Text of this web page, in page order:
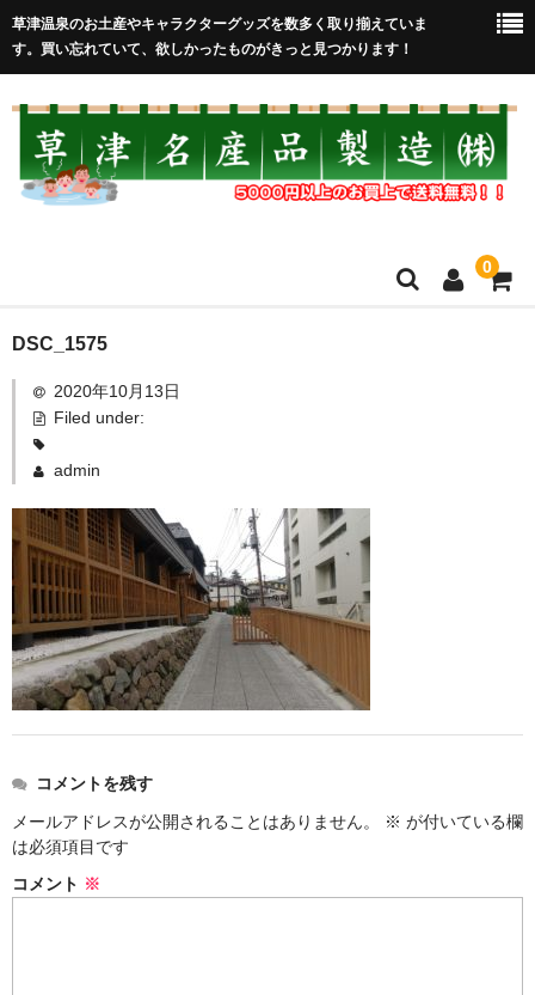
草津温泉のお土産やキャラクターグッズを数多く取り揃えていま
す。買い忘れていて、欲しかったものがきっと見つかります！
0
HOME
在庫処分セール
全取扱商品
お勧め商品
新商品
MONDE SELECTION
ご当地シリーズ
その他
キャラクター
ゆもみちゃん
DSC_1575
2020年10月13日
Filed under:
admin
コメントを残す
メールアドレスが公開されることはありません。
※ が付いている欄
は必須項目です
コメント ※